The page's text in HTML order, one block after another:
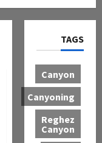
TAGS
Canyon
Canyoning
Reghez
Canyon